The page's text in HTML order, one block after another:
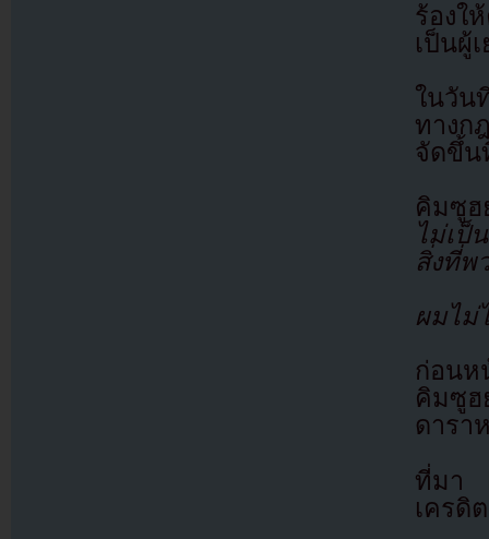
ร้องใ
เป็นผู้
ในวัน
ทางก
จัดขึ้น
คิมซู
ไม่เป็
สิ่งที่พ
ผมไม่
ก่อนห
คิมซูฮ
ดารา
ที่มา
เครดิ